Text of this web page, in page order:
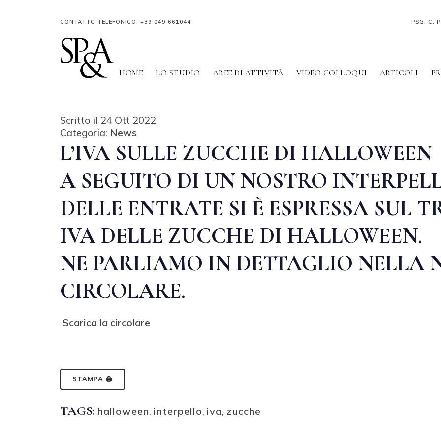
CONTATTO TELEFONICO: +39 049 661044 PSG. C.
HOME LO STUDIO AREE DI ATTIVITÀ VIDEO COLLOQUI ARTICOLI
Scritto il 24 Ott 2022
Categoria: News
L’IVA SULLE ZUCCHE DI HALLOWEEN
A SEGUITO DI UN NOSTRO
DELLE ENTRATE SI È ESPRESSA SUL
IVA DELLE ZUCCHE DI HALLOWEEN.
NE PARLIAMO IN DETTAGLIO NELLA
CIRCOLARE.
Scarica la circolare
STAMPA 🖨
TAGS: halloween, interpello, iva, zucche